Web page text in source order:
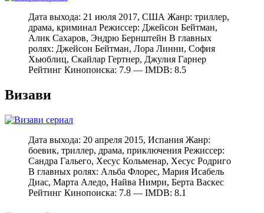
Дата выхода: 21 июля 2017, США Жанр: триллер,
драма, криминал Режиссер: Джейсон Бейтман,
Алик Сахаров, Эндрю Бернштейн В главных
ролях: Джейсон Бейтман, Лора Линни, София
Хьюблиц, Скайлар Гертнер, Джулия Гарнер
Рейтинг Кинопоиска: 7.9 — IMDB: 8.5
Визави
Дата выхода: 20 апреля 2015, Испания Жанр:
боевик, триллер, драма, приключения Режиссер:
Сандра Гальего, Хесус Кольменар, Хесус Родриго
В главных ролях: Альба Флорес, Мария Исабель
Диас, Марта Аледо, Найва Нимри, Берта Васкес
Рейтинг Кинопоиска: 7.8 — IMDB: 8.1